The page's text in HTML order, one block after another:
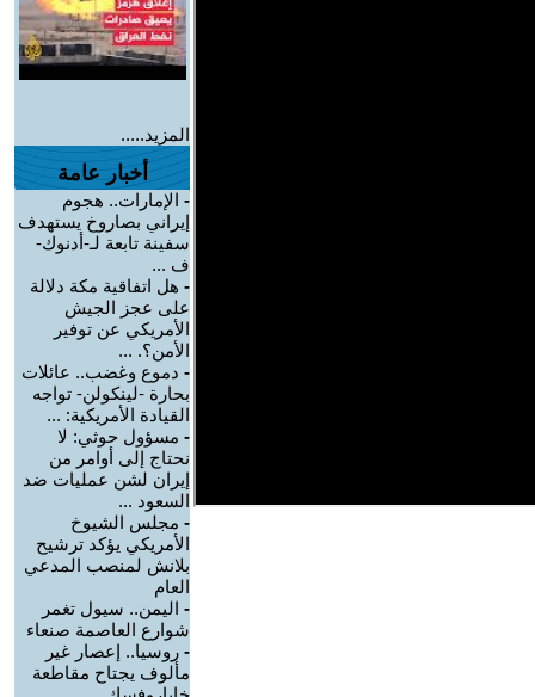
المزيد.....
أخبار عامة
- الإمارات.. هجوم
إيراني بصاروخ يستهدف
سفينة تابعة لـ-أدنوك-
ف ...
- هل اتفاقية مكة دلالة
على عجز الجيش
الأمريكي عن توفير
الأمن؟. ...
- دموع وغضب.. عائلات
بحارة -لينكولن- تواجه
القيادة الأمريكية: ...
- مسؤول حوثي: لا
نحتاج إلى أوامر من
إيران لشن عمليات ضد
السعود ...
- مجلس الشيوخ
الأمريكي يؤكد ترشيح
بلانش لمنصب المدعي
العام
- اليمن.. سيول تغمر
شوارع العاصمة صنعاء
- روسيا.. إعصار غير
مألوف يجتاح مقاطعة